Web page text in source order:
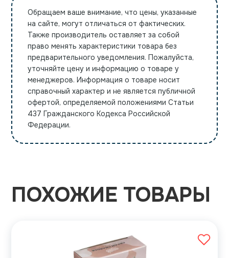
Обращаем ваше внимание, что цены, указанные
на сайте, могут отличаться от фактических.
Также производитель оставляет за собой
право менять характеристики товара без
предварительного уведомления. Пожалуйста,
уточняйте цену и информацию о товаре у
менеджеров. Информация о товаре носит
справочный характер и не является публичной
офертой, определяемой положениями Статьи
437 Гражданского Кодекса Российской
Федерации.
ПОХОЖИЕ ТОВАРЫ